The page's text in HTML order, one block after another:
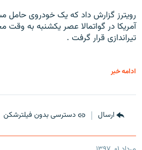
رویترز گزارش داد که یک خودروی حامل
آمریکا در گواتمالا عصر یکشنبه به
تیراندازی قرار گرفت .
ادامه خبر
ارسال دسترسی بدون فیلترشکن